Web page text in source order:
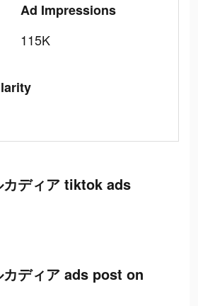
Ad Impressions
115K
カディア tiktok ads
カディア ads post on